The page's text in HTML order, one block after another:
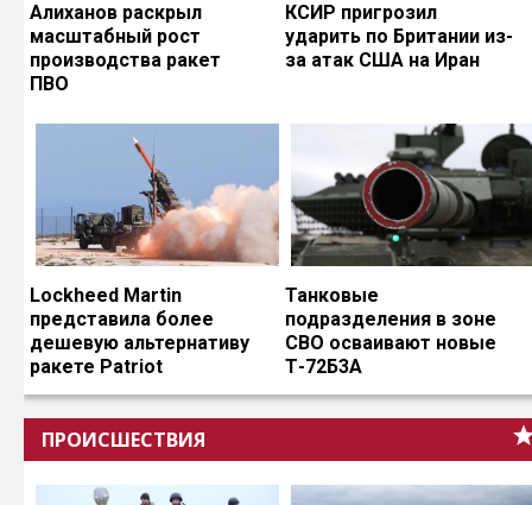
Алиханов раскрыл
масштабный рост
производства ракет
ПВО
КСИР пригрозил
ударить по Британии из-
за атак США на Иран
Lockheed Martin
представила более
дешевую альтернативу
ракете Patriot
Танковые
подразделения в зоне
СВО осваивают новые
Т-72Б3А
ПРОИСШЕСТВИЯ